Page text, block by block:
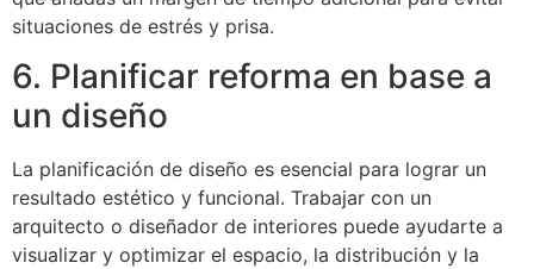
situaciones de estrés y prisa.
6. Planificar reforma en base a
un diseño
La planificación de diseño es esencial para lograr un
resultado estético y funcional. Trabajar con un
arquitecto o diseñador de interiores puede ayudarte a
visualizar y optimizar el espacio, la distribución y la